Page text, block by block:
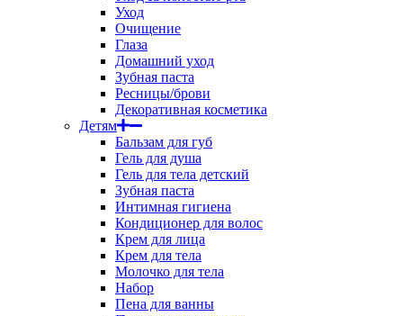
Уход
Очищение
Глаза
Домашний уход
Зубная паста
Ресницы/брови
Декоративная косметика
Детям
Бальзам для губ
Гель для душа
Гель для тела детский
Зубная паста
Интимная гигиена
Кондиционер для волос
Крем для лица
Крем для тела
Молочко для тела
Набор
Пена для ванны